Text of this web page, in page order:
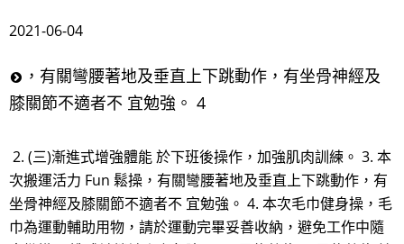
2021-06-04
，有關彎腰著地及垂直上下跳動作，有坐骨神經及
膝關節不適者不 宜勉強。 4
2. (三)漸進式增強體能 於下班後操作，加強肌肉訓練。 3. 本
次搬運活力 Fun 鬆操，有關彎腰著地及垂直上下跳動作，有
坐骨神經及膝關節不適者不 宜勉強。 4. 本次毛巾健身操，毛
巾為運動輔助用物，請於運動完畢妥善收納，避免工作中隨